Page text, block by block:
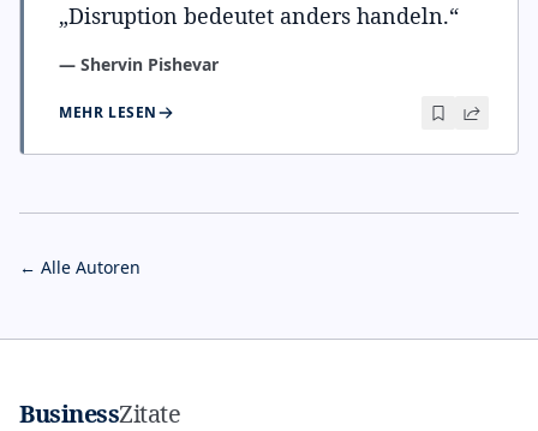
„Disruption bedeutet anders handeln.“
— Shervin Pishevar
MEHR LESEN
← Alle Autoren
BusinessZitate